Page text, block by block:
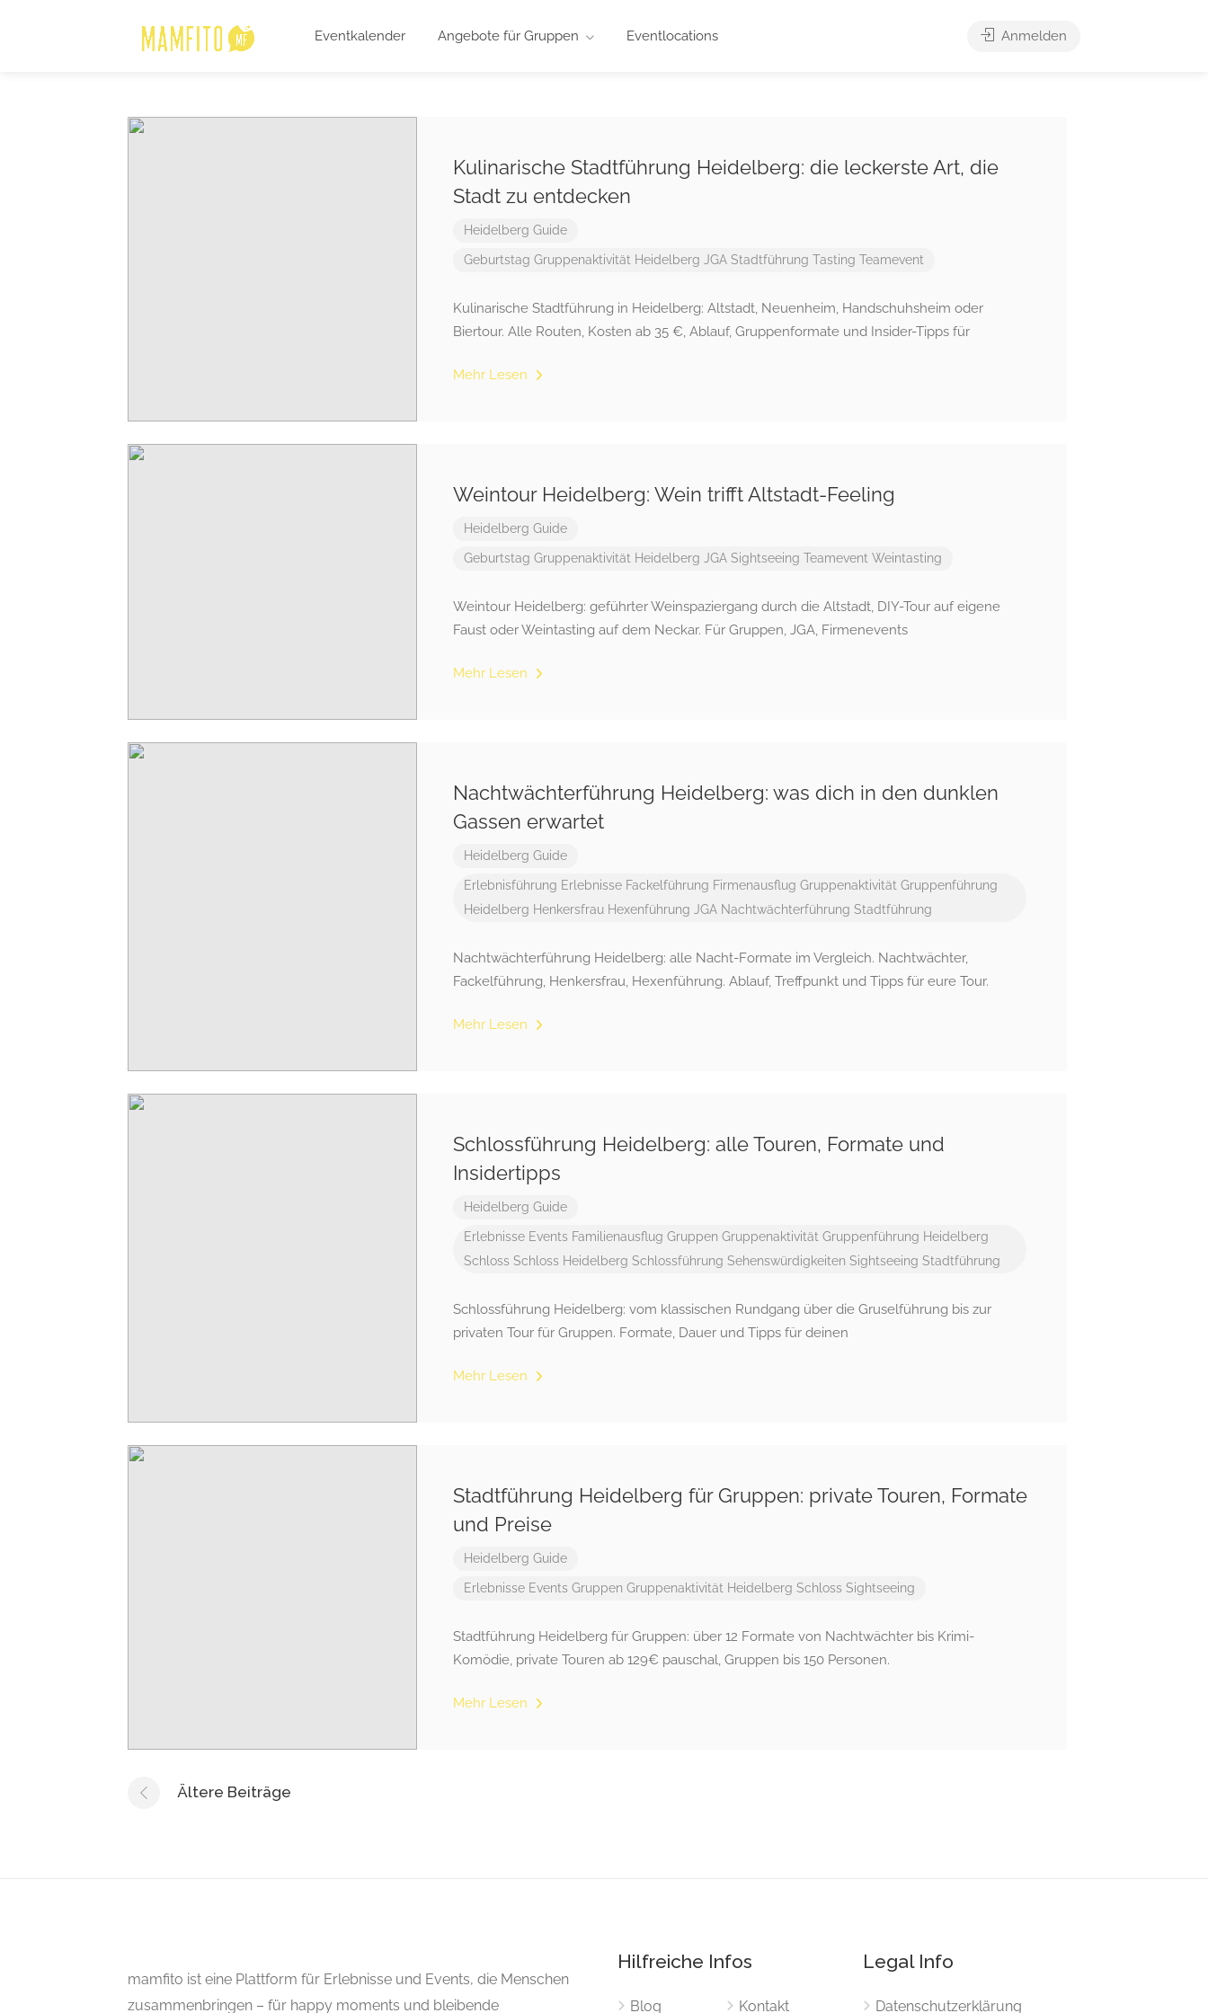
Eventkalender Angebote für Gruppen Eventlocations Anmelden
Kulinarische Stadtführung Heidelberg: die leckerste Art, die
Stadt zu entdecken
Heidelberg Guide
Geburtstag Gruppenaktivität Heidelberg JGA Stadtführung Tasting Teamevent
Kulinarische Stadtführung in Heidelberg: Altstadt, Neuenheim, Handschuhsheim oder
Biertour. Alle Routen, Kosten ab 35 €, Ablauf, Gruppenformate und Insider-Tipps für
Mehr Lesen
Weintour Heidelberg: Wein trifft Altstadt-Feeling
Heidelberg Guide
Geburtstag Gruppenaktivität Heidelberg JGA Sightseeing Teamevent Weintasting
Weintour Heidelberg: geführter Weinspaziergang durch die Altstadt, DIY-Tour auf eigene
Faust oder Weintasting auf dem Neckar. Für Gruppen, JGA, Firmenevents
Mehr Lesen
Nachtwächterführung Heidelberg: was dich in den dunklen
Gassen erwartet
Heidelberg Guide
Erlebnisführung Erlebnisse Fackelführung Firmenausflug Gruppenaktivität Gruppenführung
Heidelberg Henkersfrau Hexenführung JGA Nachtwächterführung Stadtführung
Nachtwächterführung Heidelberg: alle Nacht-Formate im Vergleich. Nachtwächter,
Fackelführung, Henkersfrau, Hexenführung. Ablauf, Treffpunkt und Tipps für eure Tour.
Mehr Lesen
Schlossführung Heidelberg: alle Touren, Formate und
Insidertipps
Heidelberg Guide
Erlebnisse Events Familienausflug Gruppen Gruppenaktivität Gruppenführung Heidelberg
Schloss Schloss Heidelberg Schlossführung Sehenswürdigkeiten Sightseeing Stadtführung
Schlossführung Heidelberg: vom klassischen Rundgang über die Gruselführung bis zur
privaten Tour für Gruppen. Formate, Dauer und Tipps für deinen
Mehr Lesen
Stadtführung Heidelberg für Gruppen: private Touren, Formate
und Preise
Heidelberg Guide
Erlebnisse Events Gruppen Gruppenaktivität Heidelberg Schloss Sightseeing
Stadtführung Heidelberg für Gruppen: über 12 Formate von Nachtwächter bis Krimi-
Komödie, private Touren ab 129€ pauschal, Gruppen bis 150 Personen.
Mehr Lesen
Ältere Beiträge
mamfito ist eine Plattform für Erlebnisse und Events, die Menschen
zusammenbringen – für happy moments und bleibende
Hilfreiche Infos
Blog Kontakt
Legal Info
Datenschutzerklärung